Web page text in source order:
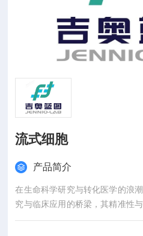
流式细胞
产品简介
在生命科学研究与转化医学的浪
究与临床应用的桥梁，其精准性
值。吉奥蓝图（JENNIO-LAB）